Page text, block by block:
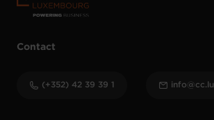
Contact
(+352) 42 39 39 1 info@cc.lu